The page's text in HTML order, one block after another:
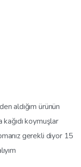
aldığım ürünün
koymuşlar
gerekli diyor 15